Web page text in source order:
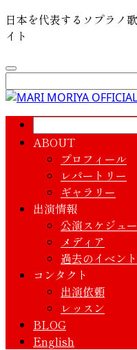
日本を代表するソプラノ
イト
ABOUT
プロフィール
レパートリー
ギャラリー
出演情報
公演スケジュ
メディア
過去のイベント
コンタクト
出演依頼
レッスン
BLOG
English